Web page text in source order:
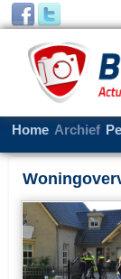
Home Archief